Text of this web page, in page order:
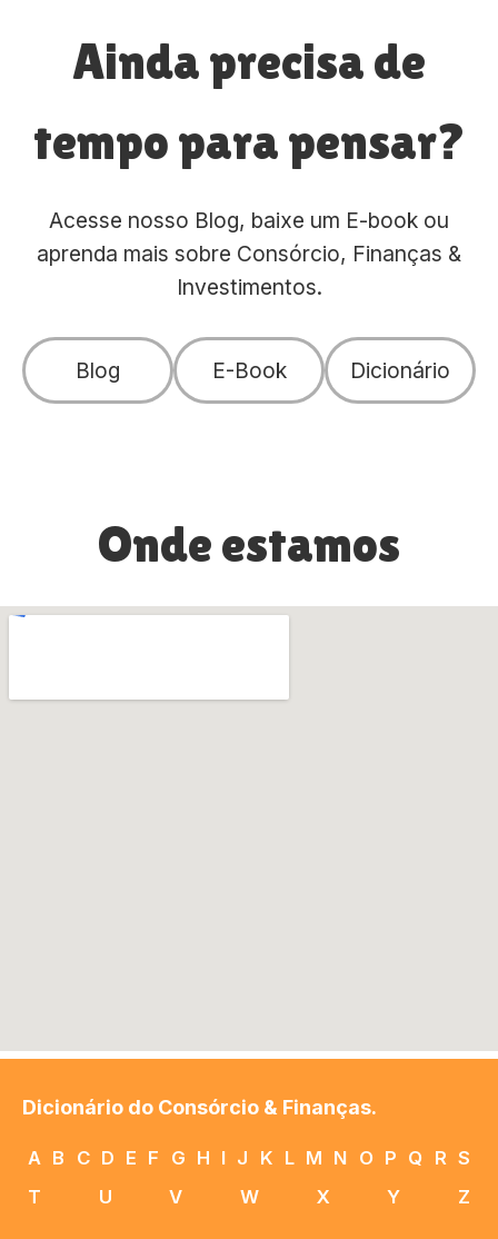
Ainda precisa de
tempo para pensar?
Acesse nosso Blog, baixe um E-book ou
aprenda mais sobre Consórcio, Finanças &
Investimentos.
Blog E-Book Dicionário
Onde estamos
Dicionário do Consórcio & Finanças.
A B C D E F G H I J K L M N O P Q R S
T
U V W X Y Z